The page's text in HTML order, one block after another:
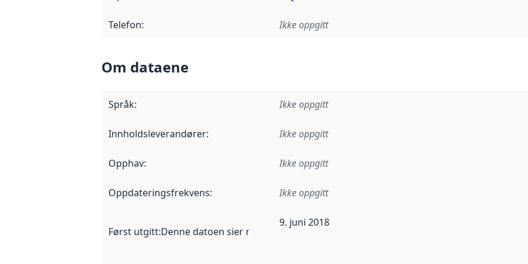
Telefon: Ikke oppgitt
Om dataene
Språk: Ikke oppgitt
Innholdsleverandører: Ikke oppgitt
Opphav: Ikke oppgitt
Oppdateringsfrekvens: Ikke oppgitt
Først utgitt:Denne datoen sier når dataene i dette datasettet første gang ble utgitt. Det kan
9. juni 2018